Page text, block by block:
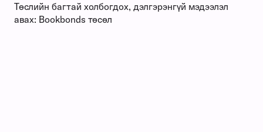
Төслийн багтай холбогдох, дэлгэрэнгүй мэдээлэл
авах: Bookbonds төсөл